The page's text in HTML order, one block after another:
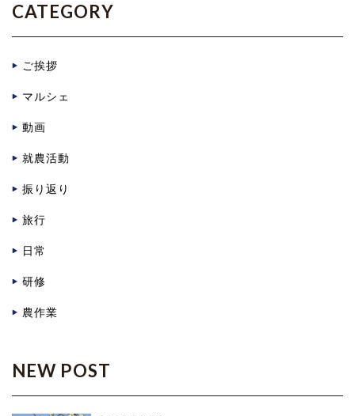
CATEGORY
ご挨拶
マルシェ
動画
就農活動
振り返り
旅行
日常
研修
農作業
NEW POST